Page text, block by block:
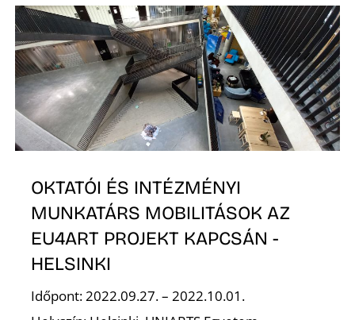
OKTATÓI ÉS INTÉZMÉNYI
MUNKATÁRS MOBILITÁSOK AZ
EU4ART PROJEKT KAPCSÁN -
HELSINKI
Időpont: 2022.09.27. – 2022.10.01.